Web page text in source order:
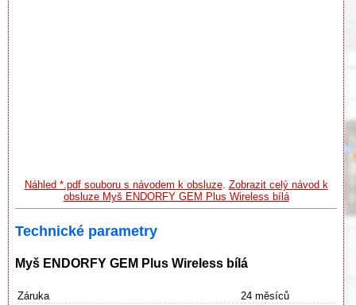
Náhled *.pdf souboru s návodem k obsluze. Zobrazit celý návod k
obsluze Myš ENDORFY GEM Plus Wireless bílá
Technické parametry
Myš ENDORFY GEM Plus Wireless bílá
Záruka
24 měsíců